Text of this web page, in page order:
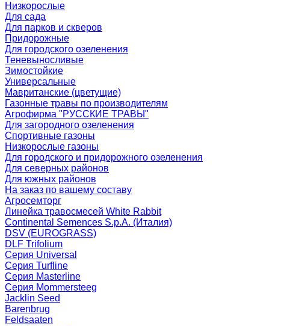
Низкорослые
Для сада
Для парков и скверов
Придорожные
Для городского озеленения
Теневыносливые
Зимостойкие
Универсальные
Мавританские (цветущие)
Газонные травы по производителям
Агрофирма "РУССКИЕ ТРАВЫ"
Для загородного озеленения
Спортивные газоны
Низкорослые газоны
Для городского и придорожного озеленения
Для северных районов
Для южных районов
На заказ по вашему составу
Агросемторг
Линейка травосмесей White Rabbit
Continental Semences S.p.A. (Италия)
DSV (EUROGRASS)
DLF Trifolium
Серия Universal
Серия Turfline
Серия Masterline
Серия Mommersteeg
Jacklin Seed
Barenbrug
Feldsaaten